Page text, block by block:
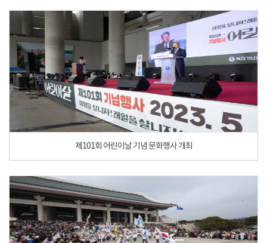
제101회 어린이날 기념 문화행사 개최